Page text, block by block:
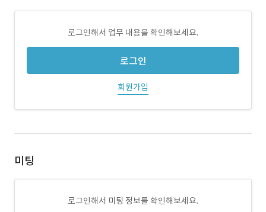
로그인해서 업무 내용을 확인해보세요.
로그인
회원가입
미팅
로그인해서 미팅 정보를 확인해보세요.